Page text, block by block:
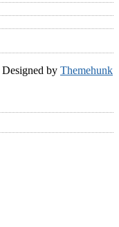
Designed by Themehunk